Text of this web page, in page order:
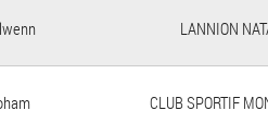
LANNION
CLUB SPORTIF